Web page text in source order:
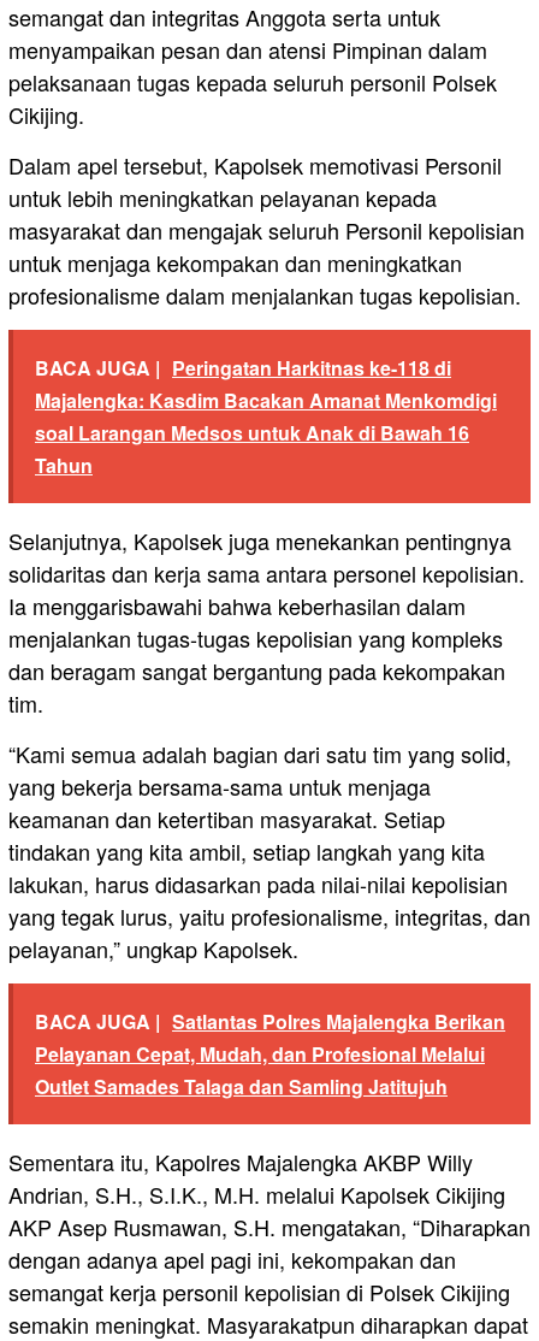
semangat dan integritas Anggota serta untuk
menyampaikan pesan dan atensi Pimpinan dalam
pelaksanaan tugas kepada seluruh personil Polsek
Cikijing.
Dalam apel tersebut, Kapolsek memotivasi Personil
untuk lebih meningkatkan pelayanan kepada
masyarakat dan mengajak seluruh Personil kepolisian
untuk menjaga kekompakan dan meningkatkan
profesionalisme dalam menjalankan tugas kepolisian.
BACA JUGA | Peringatan Harkitnas ke-118 di
Majalengka: Kasdim Bacakan Amanat Menkomdigi
soal Larangan Medsos untuk Anak di Bawah 16
Tahun
Selanjutnya, Kapolsek juga menekankan pentingnya
solidaritas dan kerja sama antara personel kepolisian.
Ia menggarisbawahi bahwa keberhasilan dalam
menjalankan tugas-tugas kepolisian yang kompleks
dan beragam sangat bergantung pada kekompakan
tim.
“Kami semua adalah bagian dari satu tim yang solid,
yang bekerja bersama-sama untuk menjaga
keamanan dan ketertiban masyarakat. Setiap
tindakan yang kita ambil, setiap langkah yang kita
lakukan, harus didasarkan pada nilai-nilai kepolisian
yang tegak lurus, yaitu profesionalisme, integritas, dan
pelayanan,” ungkap Kapolsek.
BACA JUGA | Satlantas Polres Majalengka Berikan
Pelayanan Cepat, Mudah, dan Profesional Melalui
Outlet Samades Talaga dan Samling Jatitujuh
Sementara itu, Kapolres Majalengka AKBP Willy
Andrian, S.H., S.I.K., M.H. melalui Kapolsek Cikijing
AKP Asep Rusmawan, S.H. mengatakan, “Diharapkan
dengan adanya apel pagi ini, kekompakan dan
semangat kerja personil kepolisian di Polsek Cikijing
semakin meningkat. Masyarakatpun diharapkan dapat